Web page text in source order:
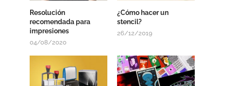
Resolución
recomendada para
impresiones
04/08/2020
¿Cómo hacer un
stencil?
26/12/2019